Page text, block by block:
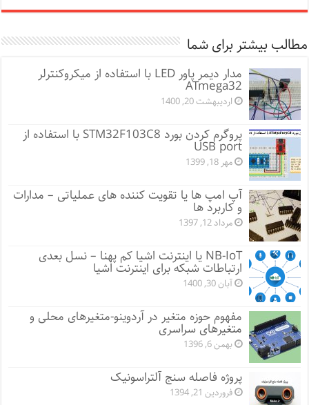
مطالب بیشتر برای شما
مدار دیمر پاور LED با استفاده از میکروکنترلر
ATmega32
اردیبهشت 20, 1400
پروگرم کردن بورد STM32F103C8 با استفاده از
USB port
مهر 18, 1399
آپ امپ ها یا تقویت کننده های عملیاتی – مدارات
و کاربرد ها
مرداد 12, 1397
NB-IoT یا اینترنت اشیا کم پهنا – نسل بعدی
ارتباطات شبکه برای اینترنت اشیا
آبان 30, 1400
مفهوم حوزه متغیر در آردوینو-متغیرهای محلی و
متغیرهای سراسری
بهمن 6, 1396
پروژه فاصله سنج آلتراسونیک
فروردین 21, 1394